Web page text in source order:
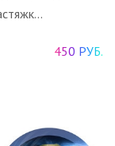
450 РУБ.